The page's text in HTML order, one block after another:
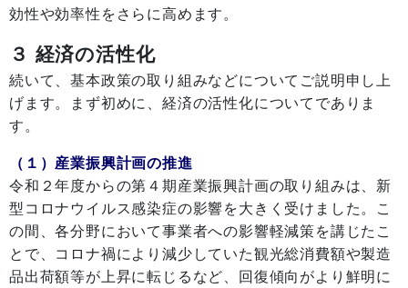
効性や効率性をさらに高めます。
３ 経済の活性化
続いて、基本政策の取り組みなどについてご説明申し上
げます。まず初めに、経済の活性化についてでありま
す。
（１）産業振興計画の推進
令和２年度からの第４期産業振興計画の取り組みは、新
型コロナウイルス感染症の影響を大きく受けました。こ
の間、各分野において事業者への影響軽減策を講じたこ
とで、コロナ禍により減少していた観光総消費額や製造
品出荷額等が上昇に転じるなど、回復傾向がより鮮明に